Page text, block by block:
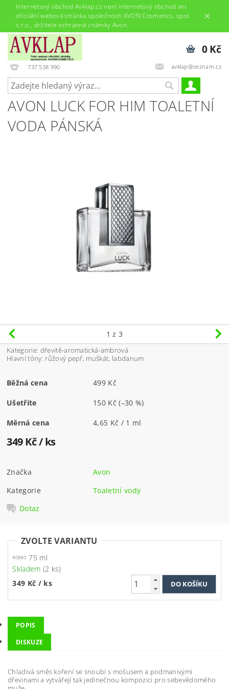
Internetový obchod Avklap.cz není internetový obchod ani
oficiální webová stránka společnosti AVON Cosmetics, spol.
s.r.o., držitele ochranné známky Avon.
737 538 990 avklap@seznam.cz
0 Kč
AVON LUCK FOR HIM TOALETNÍ
VODA PÁNSKÁ
1 z 3
Kategorie: dřevitě-aromatická-ambrová
Hlavní tóny: růžový pepř, muškát, labdanum
Běžná cena 499 Kč
Ušetříte 150 Kč(–30 %)
Měrná cena 4,65 Kč / 1 ml
349 Kč/ ks
Značka
Avon
Kategorie
Toaletní vody
Dotaz
ZVOLTE VARIANTU
40840 75 ml
Skladem (2 ks)
349 Kč / ks
POPIS
DISKUZE
Chladivá směs koření se snoubí s mošusem a podmanivými
dřevinami a vytvářejí tak jedinečnou kompozici pro sebevědomého